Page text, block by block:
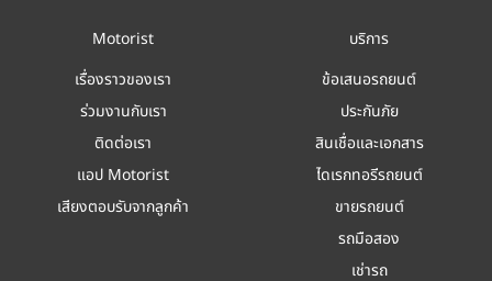
Motorist
เรื่องราวของเรา
ร่วมงานกับเรา
ติดต่อเรา
แอป Motorist
เสียงตอบรับจากลูกค้า
บริการ
ข้อเสนอรถยนต์
ประกันภัย
สินเชื่อและเอกสาร
ไดเรกทอรีรถยนต์
ขายรถยนต์
รถมือสอง
เช่ารถ